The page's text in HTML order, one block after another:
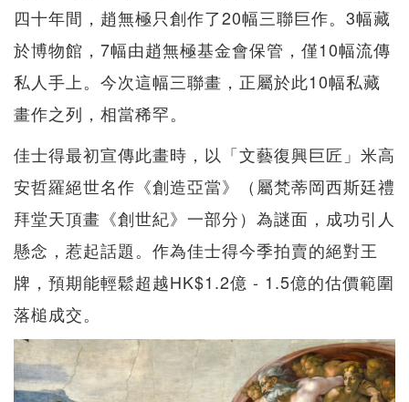
四十年間，趙無極只創作了20幅三聯巨作。3幅藏
於博物館，7幅由趙無極基金會保管，僅10幅流傳
私人手上。今次這幅三聯畫，正屬於此10幅私藏
畫作之列，相當稀罕。
佳士得最初宣傳此畫時，以「文藝復興巨匠」米高
安哲羅絕世名作《創造亞當》（屬梵蒂岡西斯廷禮
拜堂天頂畫《創世紀》一部分）為謎面，成功引人
懸念，惹起話題。作為佳士得今季拍賣的絕對王
牌，預期能輕鬆超越HK$1.2億 - 1.5億的估價範圍
落槌成交。